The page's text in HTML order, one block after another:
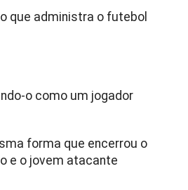
que administra o futebol
o como um jogador
forma que encerrou o
e o jovem atacante